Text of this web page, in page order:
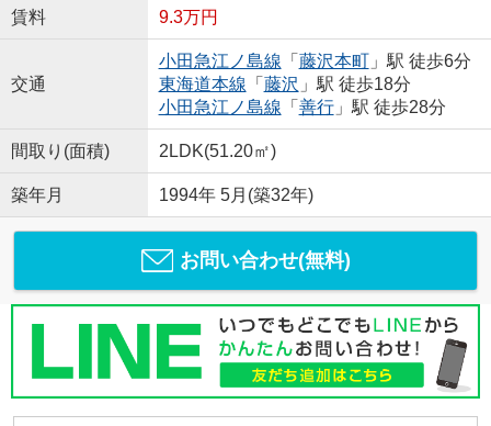
賃料 9.3万円
交通
小田急江ノ島線 「 藤沢本町」駅 徒歩6分
東海道本線 「 藤沢 」駅 徒歩18分
小田急江ノ島線 「 善行」駅 徒歩28分
間取り(面積) 2LDK(51.20㎡)
築年月 1994年 5月(築32年)
お問い合わせ(無料)